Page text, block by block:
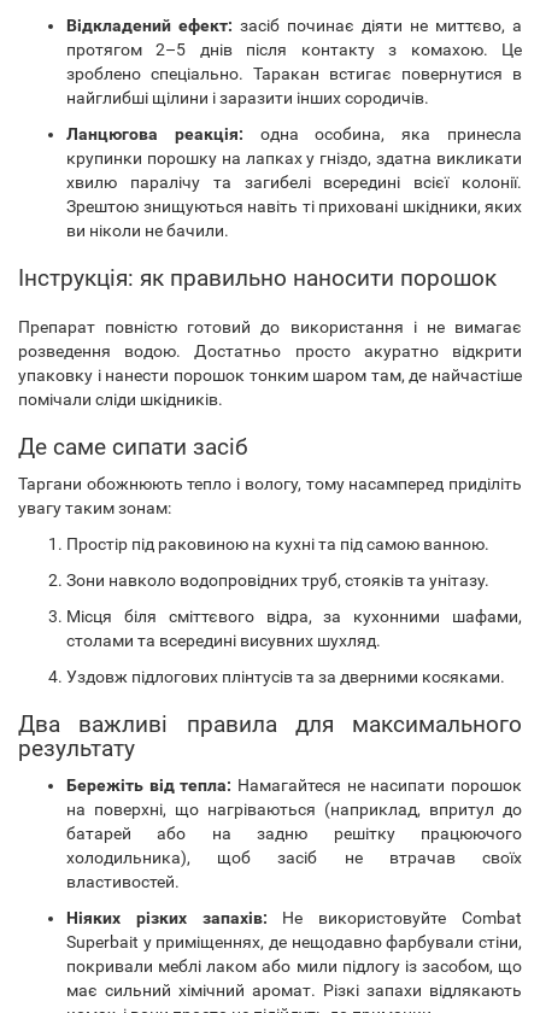
Відкладений ефект: засіб починає діяти не миттєво, а
протягом 2–5 днів після контакту з комахою. Це
зроблено спеціально. Таракан встигає повернутися в
найглибші щілини і заразити інших сородичів.
Ланцюгова реакція: одна особина, яка принесла
крупинки порошку на лапках у гніздо, здатна викликати
хвилю паралічу та загибелі всередині всієї колонії.
Зрештою знищуються навіть ті приховані шкідники, яких
ви ніколи не бачили.
Інструкція: як правильно наносити порошок
Препарат повністю готовий до використання і не вимагає
розведення водою. Достатньо просто акуратно відкрити
упаковку і нанести порошок тонким шаром там, де найчастіше
помічали сліди шкідників.
Де саме сипати засіб
Таргани обожнюють тепло і вологу, тому насамперед приділіть
увагу таким зонам:
Простір під раковиною на кухні та під самою ванною.
Зони навколо водопровідних труб, стояків та унітазу.
Місця біля сміттєвого відра, за кухонними шафами,
столами та всередині висувних шухляд.
Уздовж підлогових плінтусів та за дверними косяками.
Два важливі правила для максимального
результату
Бережіть від тепла: Намагайтеся не насипати порошок
на поверхні, що нагріваються (наприклад, впритул до
батарей або на задню решітку працюючого
холодильника), щоб засіб не втрачав своїх
властивостей.
Ніяких різких запахів: Не використовуйте Combat
Superbait у приміщеннях, де нещодавно фарбували стіни,
покривали меблі лаком або мили підлогу із засобом, що
має сильний хімічний аромат. Різкі запахи відлякають